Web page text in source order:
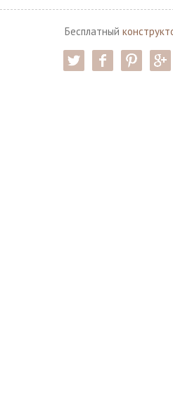
Бесплатный
twitter
facebook